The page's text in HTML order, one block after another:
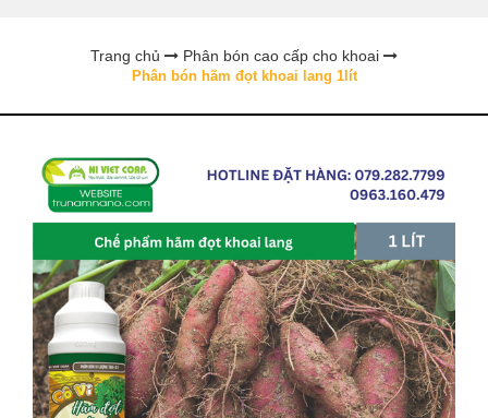
Trang chủ Phân bón cao cấp cho khoai
Phân bón hãm đọt khoai lang 1lít